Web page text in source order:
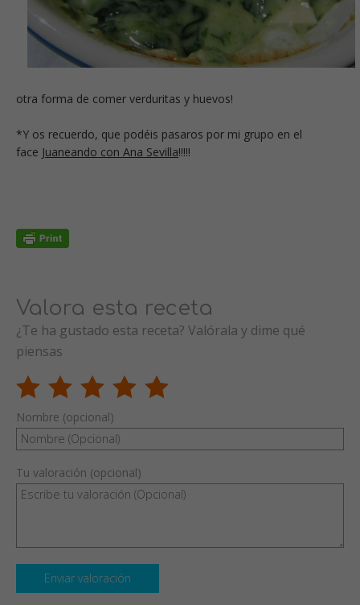
otra forma de comer verduritas y huevos!
*Y os recuerdo, que podéis pasaros por mi grupo en el
face Juaneando con Ana Sevilla!!!!!
Valora esta receta
¿Te ha gustado esta receta? Valórala y dime qué
piensas
Nombre (opcional)
Tu valoración (opcional)
Enviar valoración